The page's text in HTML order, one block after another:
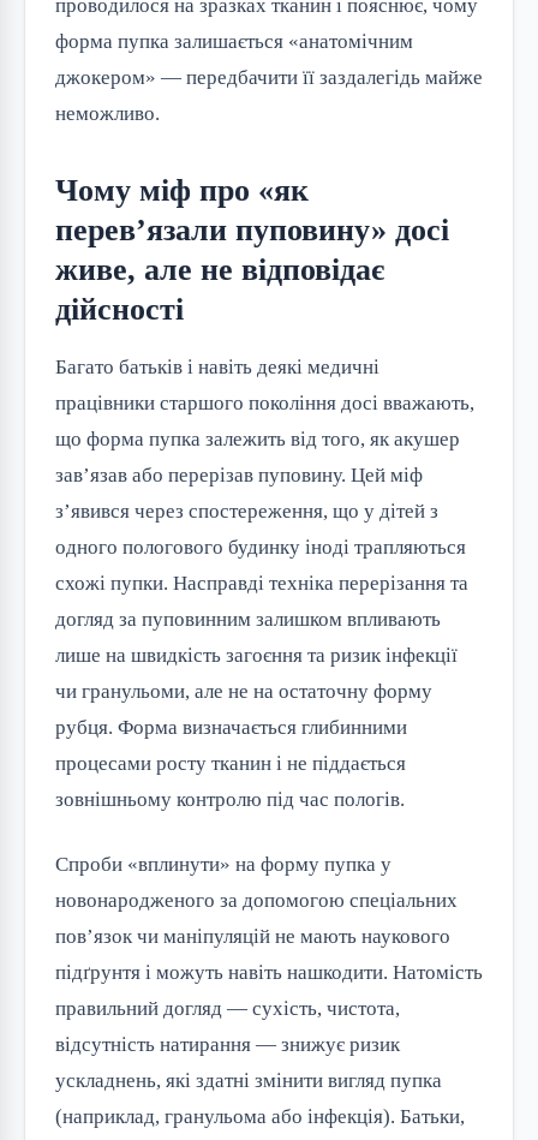
проводилося на зразках тканин і пояснює, чому
форма пупка залишається «анатомічним
джокером» — передбачити її заздалегідь майже
неможливо.
Чому міф про «як
перев’язали пуповину» досі
живе, але не відповідає
дійсності
Багато батьків і навіть деякі медичні
працівники старшого покоління досі вважають,
що форма пупка залежить від того, як акушер
зав’язав або перерізав пуповину. Цей міф
з’явився через спостереження, що у дітей з
одного пологового будинку іноді трапляються
схожі пупки. Насправді техніка перерізання та
догляд за пуповинним залишком впливають
лише на швидкість загоєння та ризик інфекції
чи гранульоми, але не на остаточну форму
рубця. Форма визначається глибинними
процесами росту тканин і не піддається
зовнішньому контролю під час пологів.
Спроби «вплинути» на форму пупка у
новонародженого за допомогою спеціальних
пов’язок чи маніпуляцій не мають наукового
підґрунтя і можуть навіть нашкодити. Натомість
правильний догляд — сухість, чистота,
відсутність натирання — знижує ризик
ускладнень, які здатні змінити вигляд пупка
(наприклад, гранульома або інфекція). Батьки,